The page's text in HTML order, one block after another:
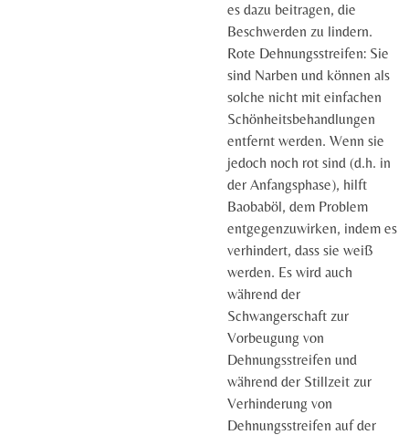
es dazu beitragen, die
Beschwerden zu lindern.
Rote Dehnungsstreifen: Sie
sind Narben und können als
solche nicht mit einfachen
Schönheitsbehandlungen
entfernt werden. Wenn sie
jedoch noch rot sind (d.h. in
der Anfangsphase), hilft
Baobaböl, dem Problem
entgegenzuwirken, indem es
verhindert, dass sie weiß
werden. Es wird auch
während der
Schwangerschaft zur
Vorbeugung von
Dehnungsstreifen und
während der Stillzeit zur
Verhinderung von
Dehnungsstreifen auf der